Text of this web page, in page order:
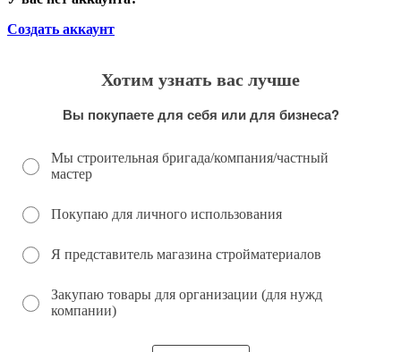
Создать аккаунт
Хотим узнать вас лучше
Вы покупаете для себя или для бизнеса?
Мы строительная бригада/компания/частный
мастер
Покупаю для личного использования
Я представитель магазина стройматериалов
Закупаю товары для организации (для нужд
компании)